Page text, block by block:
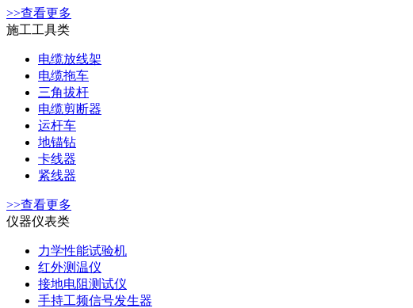
>>查看更多
施工工具类
电缆放线架
电缆拖车
三角拔杆
电缆剪断器
运杆车
地锚钻
卡线器
紧线器
>>查看更多
仪器仪表类
力学性能试验机
红外测温仪
接地电阻测试仪
手持工频信号发生器